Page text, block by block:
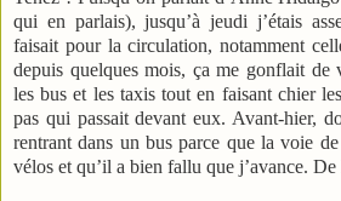
qui en parlais), jusqu’à jeudi j’étais
faisait pour la circulation, notamment
depuis quelques mois, ça me gonflait de
les bus et les taxis tout en faisant chier
pas qui passait devant eux. Avant-hier,
rentrant dans un bus parce que la voie
vélos et qu’il a bien fallu que j’avance.